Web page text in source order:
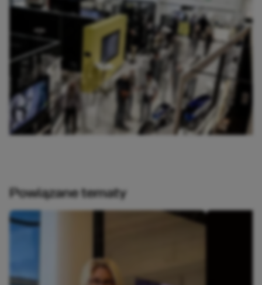
Powiązane tematy